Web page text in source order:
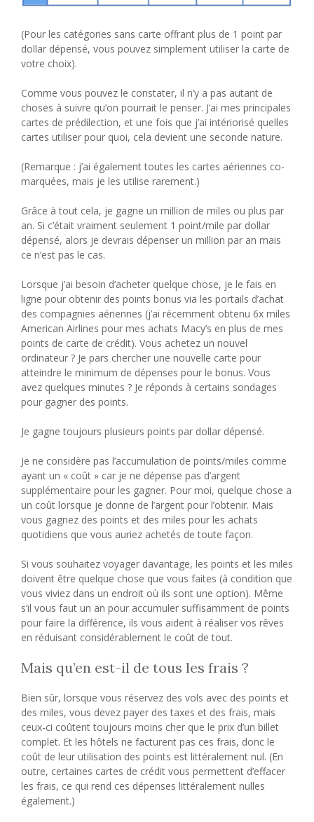
(Pour les catégories sans carte offrant plus de 1 point par
dollar dépensé, vous pouvez simplement utiliser la carte de
votre choix).
Comme vous pouvez le constater, il n’y a pas autant de
choses à suivre qu’on pourrait le penser. J’ai mes principales
cartes de prédilection, et une fois que j’ai intériorisé quelles
cartes utiliser pour quoi, cela devient une seconde nature.
(Remarque : j’ai également toutes les cartes aériennes co-
marquées, mais je les utilise rarement.)
Grâce à tout cela, je gagne un million de miles ou plus par
an. Si c’était vraiment seulement 1 point/mile par dollar
dépensé, alors je devrais dépenser un million par an mais
ce n’est pas le cas.
Lorsque j’ai besoin d’acheter quelque chose, je le fais en
ligne pour obtenir des points bonus via les portails d’achat
des compagnies aériennes (j’ai récemment obtenu 6x miles
American Airlines pour mes achats Macy’s en plus de mes
points de carte de crédit). Vous achetez un nouvel
ordinateur ? Je pars chercher une nouvelle carte pour
atteindre le minimum de dépenses pour le bonus. Vous
avez quelques minutes ? Je réponds à certains sondages
pour gagner des points.
Je gagne toujours plusieurs points par dollar dépensé.
Je ne considère pas l’accumulation de points/miles comme
ayant un « coût » car je ne dépense pas d’argent
supplémentaire pour les gagner. Pour moi, quelque chose a
un coût lorsque je donne de l’argent pour l’obtenir. Mais
vous gagnez des points et des miles pour les achats
quotidiens que vous auriez achetés de toute façon.
Si vous souhaitez voyager davantage, les points et les miles
doivent être quelque chose que vous faites (à condition que
vous viviez dans un endroit où ils sont une option). Même
s’il vous faut un an pour accumuler suffisamment de points
pour faire la différence, ils vous aident à réaliser vos rêves
en réduisant considérablement le coût de tout.
Mais qu’en est-il de tous les frais ?
Bien sûr, lorsque vous réservez des vols avec des points et
des miles, vous devez payer des taxes et des frais, mais
ceux-ci coûtent toujours moins cher que le prix d’un billet
complet. Et les hôtels ne facturent pas ces frais, donc le
coût de leur utilisation des points est littéralement nul. (En
outre, certaines cartes de crédit vous permettent d’effacer
les frais, ce qui rend ces dépenses littéralement nulles
également.)